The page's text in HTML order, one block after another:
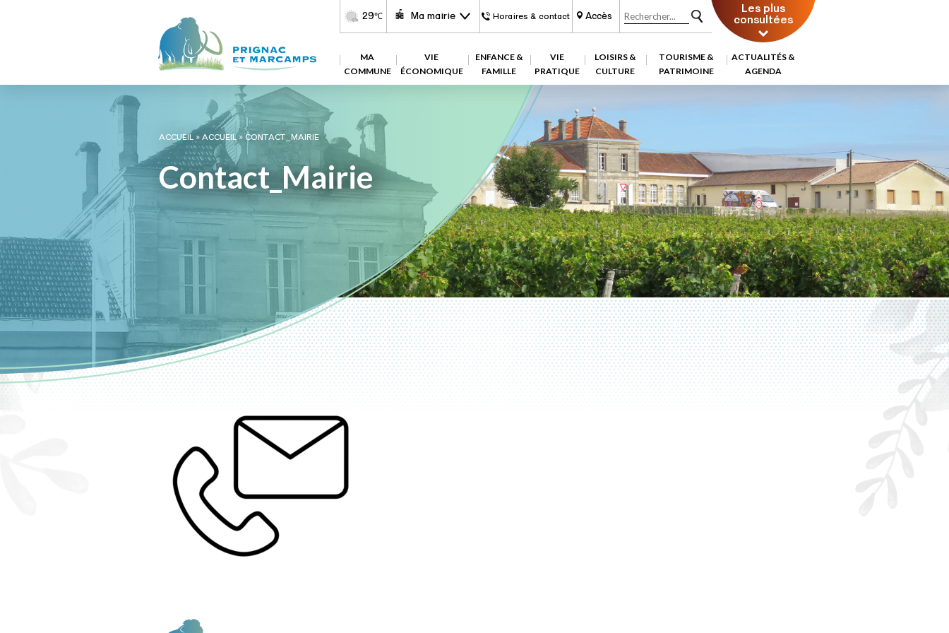
29℃ Ma mairie Horaires & contact Accès Les plus
consultées
MA
COMMUNE
VIE
ÉCONOMIQUE
ENFANCE &
FAMILLE
VIE
PRATIQUE
LOISIRS &
CULTURE
TOURISME &
PATRIMOINE
ACTUALITÉS &
AGENDA
ACCUEIL»ACCUEIL»CONTACT_MAIRIE
Contact_Mairie